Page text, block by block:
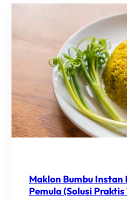
INSTAN
BERPENGALAMAN
BERSERTIFIKAT
RESMI
Maklon Bumbu Instan
Pemula (Solusi